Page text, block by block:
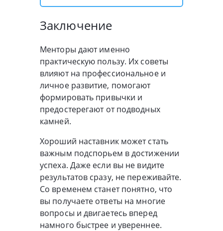
Заключение
Менторы дают именно
практическую пользу. Их советы
влияют на профессиональное и
личное развитие, помогают
формировать привычки и
предостерегают от подводных
камней.
Хороший наставник может стать
важным подспорьем в достижении
успеха. Даже если вы не видите
результатов сразу, не переживайте.
Со временем станет понятно, что
вы получаете ответы на многие
вопросы и двигаетесь вперед
намного быстрее и увереннее.